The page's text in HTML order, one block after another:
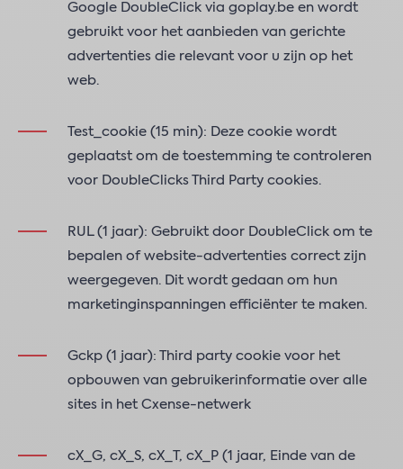
Google DoubleClick via goplay.be en wordt
gebruikt voor het aanbieden van gerichte
advertenties die relevant voor u zijn op het
web.
Test_cookie (15 min): Deze cookie wordt
geplaatst om de toestemming te controleren
voor DoubleClicks Third Party cookies.
RUL (1 jaar): Gebruikt door DoubleClick om te
bepalen of website-advertenties correct zijn
weergegeven. Dit wordt gedaan om hun
marketinginspanningen efficiënter te maken.
Gckp (1 jaar): Third party cookie voor het
opbouwen van gebruikerinformatie over alle
sites in het Cxense-netwerk
cX_G, cX_S, cX_T, cX_P (1 jaar, Einde van de